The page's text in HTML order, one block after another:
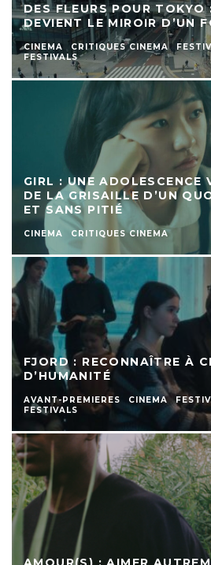
DES FLEURS POUR
DEVIENT LE MIROIR D’UN
CINEMA CRITIQUES CINEMA
FESTIVALS
GIRL : UNE ADOLESCENCE
DE LA GRISAILLE D’UN
ET SANS PITIÉ
CINEMA CRITIQUES CINEMA
FJORD : RECONNAÎTRE À
D’HUMANITÉ
AVANT-PREMIERES CINEMA
FESTIVALS